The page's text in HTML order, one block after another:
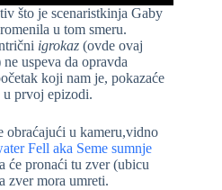
što je scenaristkinja Gaby
u tom smeru.
igrokaz (ovde ovaj
ne uspeva da opravda
koji nam je, pokazaće
u prvoj epizodi.
obraćajući u kameru,vidno
Fell aka Seme sumnje
će pronaći tu zver (ubicu
zver mora umreti.